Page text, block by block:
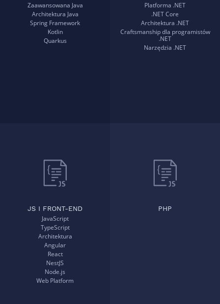
Zaawansowana Java
Architektura Java
Spring Framework
Kotlin
Quarkus
Platforma .NET
.NET Core
Architektura .NET
Craftsmanship dla programistów
.NET
Narzędzia .NET
JS I FRONT-END
JavaScript
TypeScript
Architektura
Angular
React
NestJS
Node.js
Web Platform
PHP